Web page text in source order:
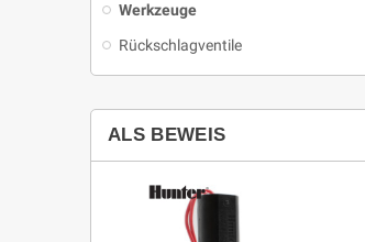
Werkzeuge
Rückschlagventile
ALS BEWEIS